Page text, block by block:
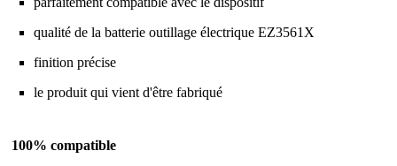
qualité de labatterie outillage électrique EZ3561X
finition précise
le produit qui vient d'être fabriqué
100% compatible